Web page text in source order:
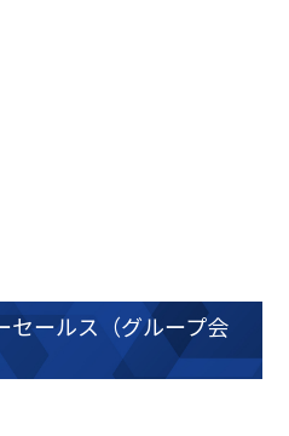
セールス（グループ会